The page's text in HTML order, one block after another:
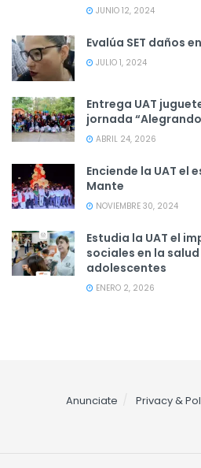
JUNIO 12, 2024
Evalúa SET daños
JULIO 1, 2024
Entrega UAT
jornada
ABRIL 24, 2026
Enciende la UAT el
Mante
NOVIEMBRE 30, 2024
Estudia la UAT el
sociales en la
adolescentes
ENERO 2, 2026
Anunciate Privacy &